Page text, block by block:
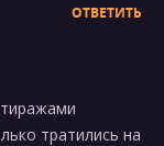
ОТВЕТИТЬ
тратились на